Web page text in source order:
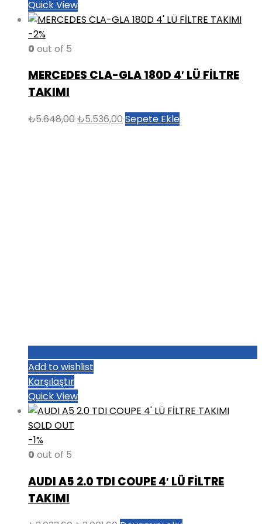
Quick View
-2%
0 out of 5
MERCEDES CLA-GLA 180D 4′ LÜ FİLTRE
TAKIMI
₺5.648,00Orijinal
₺5.536,00 Şu
Sepete Ekle
Add to wishlist
Karşılaştır
Quick View
SOLD OUT
-1%
0 out of 5
AUDI A5 2.0 TDI COUPE 4′ LÜ FİLTRE
TAKIMI